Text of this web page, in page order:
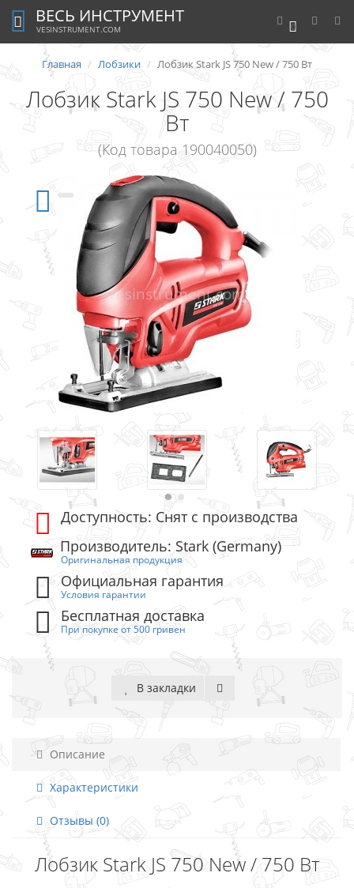
0
ВЕСЬ ИНСТРУМЕНТ
VESINSTRUMENT.COM
Главная Лобзики Лобзик Stark JS 750 New / 750 Вт
Лобзик Stark JS 750 New / 750
Вт
(Код товара 190040050)
Доступность: Снят с производства
Производитель: Stark (Germany)
Оригинальная продукция
Официальная гарантия
Условия гарантии
Бесплатная доставка
При покупке от 500 гривен
В закладки
Описание
Характеристики
Отзывы (0)
Лобзик Stark JS 750 New / 750 Вт